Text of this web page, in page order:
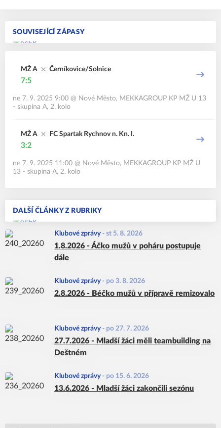
SOUVISEJÍCÍ ZÁPASY
MŽ A Černíkovice/Solnice
7:5
ne 7. 9. 2025 9:00 @ Nové Město, MEKKAGROUP KP MŽ U 13
- skupina A, 2. kolo
MŽ A FC Spartak Rychnov n. Kn. I.
3:2
ne 7. 9. 2025 11:00 @ Nové Město, MEKKAGROUP KP MŽ U
13 - skupina A, 2. kolo
DALŠÍ ČLÁNKY Z RUBRIKY
Klubové zprávy - st 5. 8. 2026
1.8.2026 - Áčko mužů v poháru postupuje
dále
Klubové zprávy - po 3. 8. 2026
2.8.2026 - Béčko mužů v přípravě remizovalo
Klubové zprávy - po 27. 7. 2026
27.7.2026 - Mladší žáci měli teambuilding na
Deštném
Klubové zprávy - po 15. 6. 2026
13.6.2026 - Mladší žáci zakončili sezónu